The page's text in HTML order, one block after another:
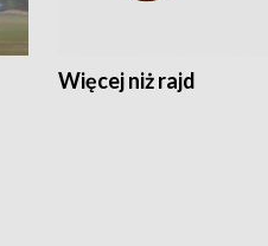
Więcej niż rajd